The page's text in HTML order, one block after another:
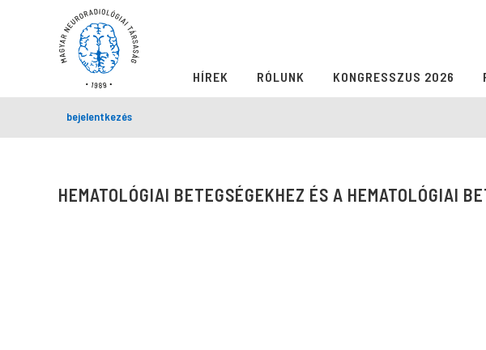
HÍREK RÓLUNK KONGRESSZUS 2026
bejelentkezés
HEMATOLÓGIAI BETEGSÉGEKHEZ ÉS A HEMATOLÓGIAI